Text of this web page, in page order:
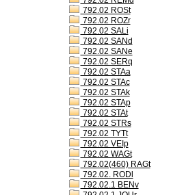
792.02 ROSt
792.02 ROZr
792.02 SALi
792.02 SANd
792.02 SANe
792.02 SERq
792.02 STAa
792.02 STAc
792.02 STAk
792.02 STAp
792.02 STAt
792.02 STRs
792.02 TYTt
792.02 VEIp
792.02 WAGt
792.02(460) RAGt
792.02. RODl
792.02.1 BENv